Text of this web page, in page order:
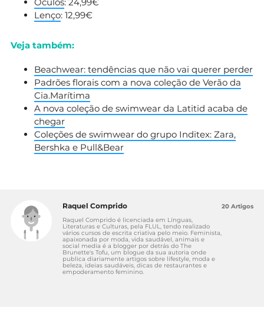
Óculos: 24,99€
Lenço: 12,99€
Veja também:
Beachwear: tendências que não vai querer perder
Padrões florais com a nova coleção de Verão da
Cia.Marítima
A nova coleção de swimwear da Latitid acaba de
chegar
Coleções de swimwear do grupo Inditex: Zara,
Bershka e Pull&Bear
Raquel Comprido
Raquel Comprido é licenciada em Línguas,
Literaturas e Culturas, pela FLUL, tendo realizado
vários cursos de escrita criativa pelo meio. Feminista,
apaixonada por moda, vida saudável, animais e
social media é a blogger por detrás do The
Brunette's Tofu, um blogue da sua autoria onde
publica diariamente artigos sobre lifestyle, moda e
beleza, ideias saudáveis, dicas de restaurantes e
empoderamento feminino.
20 Artigos